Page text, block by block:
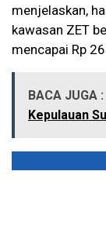
menjelaskan,
kawasan ZET
mencapai Rp
BACA JUGA :
Kepulauan